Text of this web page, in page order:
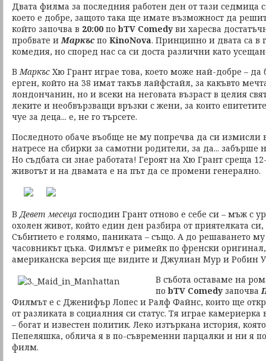
Двата филма за последния работен ден от тази седмица
което е добре, защото така ще имате възможност да
който започва в 20:00 поbTV Comedy ви харесва
пробвате иМаркъспо KinoNova. Принципно и двата са в
комедия, но според нас са си доста различни като
ВМаркъс Хю Грант играе това, което може най-добре – да
ерген, който на 38 имат такъв лайфстайл, за какъвто
лондончанин, но и всеки на неговата възраст в целия
леките и необвързващи връзки с жени, за които
чуе за деца... е, не го търсете.
Последното обаче въобще не му попречва да си измисли
натресе на сбирки за самотни родители, за да... забърше
Но съдбата си знае работата! Героят на Хю Грант среща
животът и на двамата е на път да се промени генерално.
ВДевет месеца господин Грант отново е себе си – мъж с
охолен живот, който един ден разбира от приятелката
Събитието е голямо, паниката – също. А до решаването
часовникът цъка. Филмът е римейк по френски
американска версия ще видите и Джулиан Мур и Робин
В събота оставаме на
поbTV Comedy започва
Филмът е с Дженифър Лопес и Ралф Файнс, които ще
от разликата в социалния си статус. Тя играе
– богат и известен политик. Леко изтъркана история,
Пепеляшка, облича я в по-съвременни парцалки и ни я
филм.